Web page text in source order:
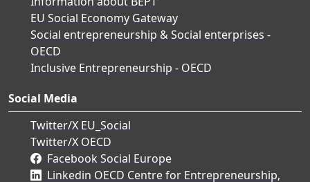
EU Social Economy Gateway
Social entrepreneurship & Social enterprises -
OECD
Inclusive Entrepreneurship - OECD
Social Media
Twitter/X EU_Social
Twitter/X OECD
Facebook Social Europe
Linkedin OECD Centre for Entrepreneurship,